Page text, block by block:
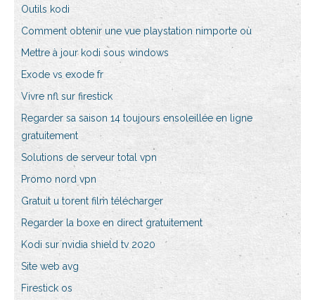
Outils kodi
Comment obtenir une vue playstation nimporte où
Mettre à jour kodi sous windows
Exode vs exode fr
Vivre nfl sur firestick
Regarder sa saison 14 toujours ensoleillée en ligne
gratuitement
Solutions de serveur total vpn
Promo nord vpn
Gratuit u torent film télécharger
Regarder la boxe en direct gratuitement
Kodi sur nvidia shield tv 2020
Site web avg
Firestick os